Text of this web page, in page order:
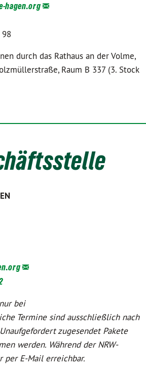
hagen.org
durch das Rathaus an der Volme,
Raum B 337 (3. Stock
bei
Termine sind ausschließlich nach
zugesendet Pakete
werden. Während der NRW-
per E-Mail erreichbar.